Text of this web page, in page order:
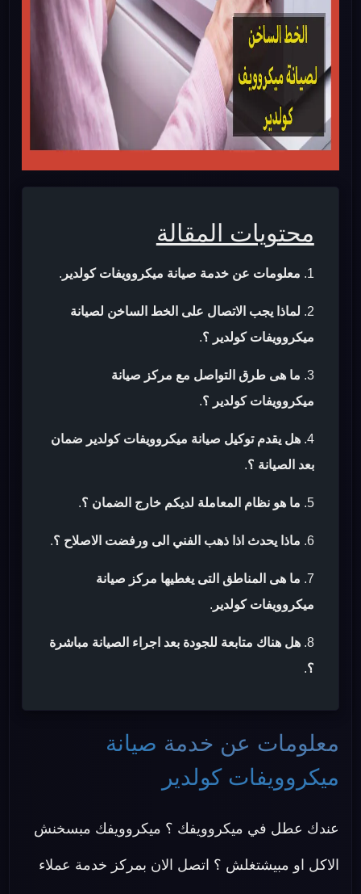
محتويات المقالة
معلومات عن خدمة صيانة ميكروويفات كولدير .
لماذا يجب الاتصال على الخط الساخن لصيانة
ميكروويفات كولدير ؟.
ما هى طرق التواصل مع مركز صيانة
ميكروويفات كولدير ؟.
هل يقدم توكيل صيانة ميكروويفات كولدير ضمان
بعد الصيانة ؟.
ما هو نظام المعاملة لديكم خارج الضمان ؟.
ماذا يحدث اذا ذهب الفني الى ورفضت الاصلاح ؟.
ما هى المناطق التى يغطيها مركز صيانة
ميكروويفات كولدير .
هل هناك متابعة للجودة بعد اجراء الصيانة مباشرة
؟.
معلومات عن خدمة صيانة
ميكروويفات كولدير
عندك عطل في ميكروويفك ؟ ميكروويفك مبسخنش
الاكل او مبيشتغلش ؟ اتصل الان بمركز خدمة عملاء